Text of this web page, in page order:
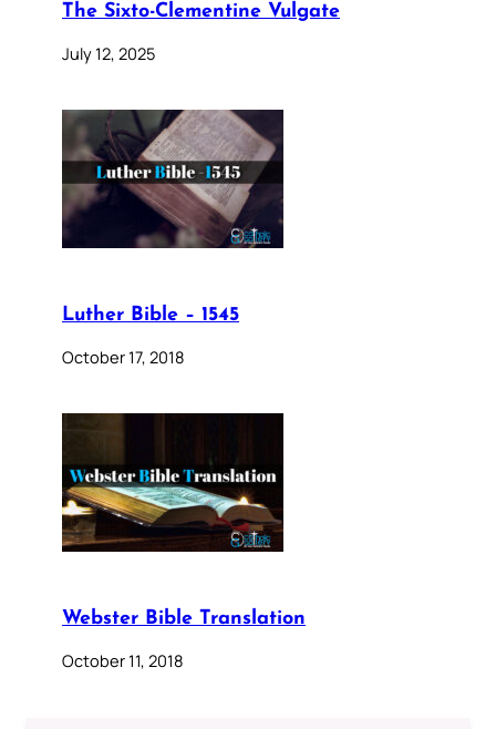
The Sixto-Clementine Vulgate
July 12, 2025
Luther Bible – 1545
October 17, 2018
Webster Bible Translation
October 11, 2018